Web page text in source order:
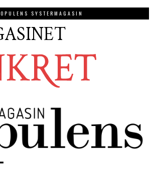
OPULENS SYSTERMAGASIN